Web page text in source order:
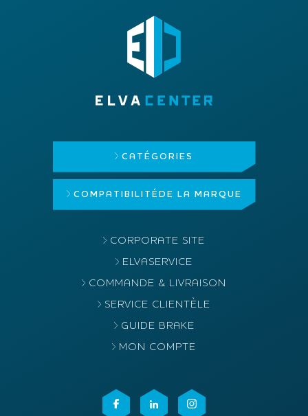
CATÉGORIES
COMPATIBILITÉ DE LA MARQUE
CORPORATE SITE
ELVASERVICE
COMMANDE & LIVRAISON
SERVICE CLIENTÈLE
GUIDE BRAKE
MON COMPTE